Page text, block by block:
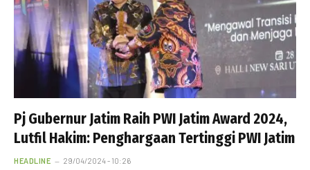
Pj Gubernur Jatim Raih PWI Jatim Award 2024,
Lutfil Hakim: Penghargaan Tertinggi PWI Jatim
HEADLINE 29/04/2024 - 10:26